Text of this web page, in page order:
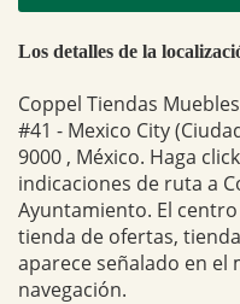
Los detalles de la
Coppel Tiendas
#41 - Mexico City
9000 , México. Haga
indicaciones de ruta a
Ayuntamiento. El
tienda de ofertas,
aparece señalado en el
navegación.